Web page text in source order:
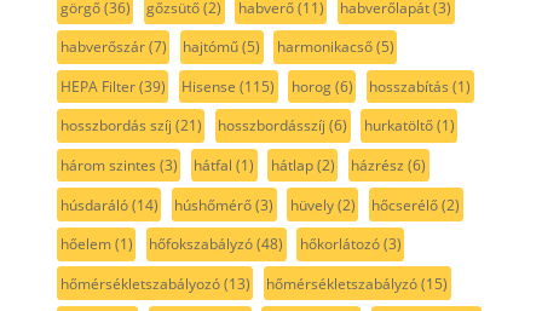
görgő(36) gőzsütő(2) habverő(11) habverőlapát(3)
habverőszár(7) hajtómű(5) harmonikacső(5)
HEPA Filter(39) Hisense (115) horog(6) hosszabítás (1)
hosszbordás szíj (21) hosszbordásszíj (6) hurkatöltő(1)
három szintes (3) hátfal (1) hátlap(2) házrész (6)
húsdaráló(14) húshőmérő(3) hüvely(2) hőcserélő(2)
hőelem(1) hőfokszabályzó(48) hőkorlátozó(3)
hőmérsékletszabályozó(13) hőmérsékletszabályzó(15)